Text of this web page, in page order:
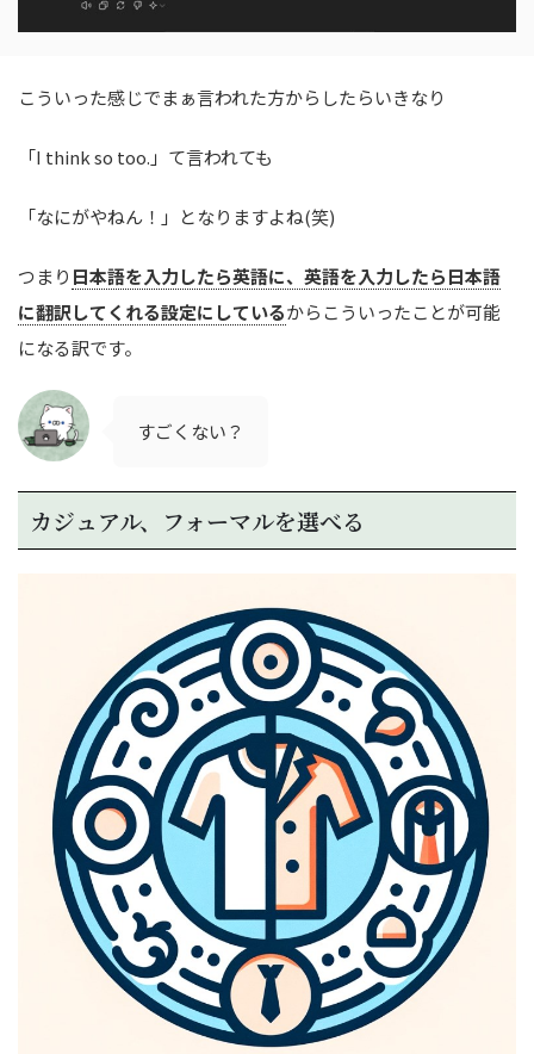
こういった感じでまぁ言われた方からしたらいきなり
「I think so too.」て言われても
「なにがやねん！」となりますよね(笑)
つまり 日本語を入力したら英語に、英語を入力したら日本語
に翻訳してくれる設定にしているからこういったことが可能
になる訳です。
すごくない？
カジュアル、フォーマルを選べる